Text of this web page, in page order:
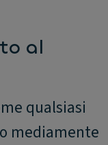
al
qualsiasi
mediamente